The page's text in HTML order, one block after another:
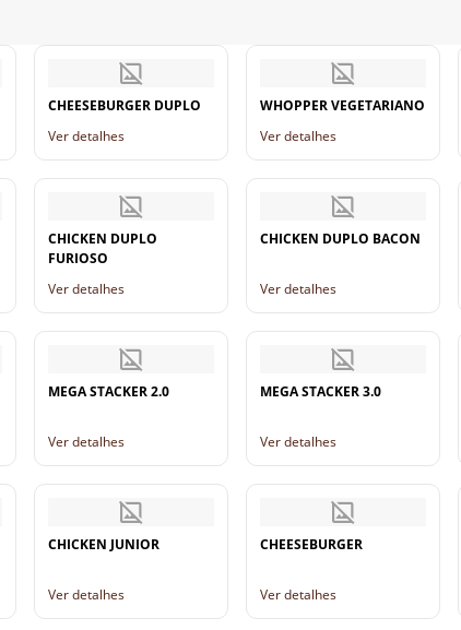
CHEESEBURGER DUPLO
Ver detalhes
WHOPPER VEGETARIANO
Ver detalhes
CHICKEN DUPLO
FURIOSO
Ver detalhes
CHICKEN DUPLO BACON
Ver detalhes
MEGA STACKER 2.0
Ver detalhes
MEGA STACKER 3.0
Ver detalhes
CHICKEN JUNIOR
Ver detalhes
CHEESEBURGER
Ver detalhes